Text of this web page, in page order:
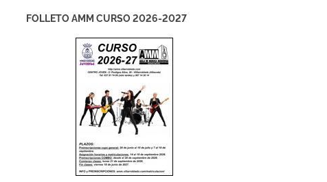
FOLLETO AMM CURSO 2026-2027